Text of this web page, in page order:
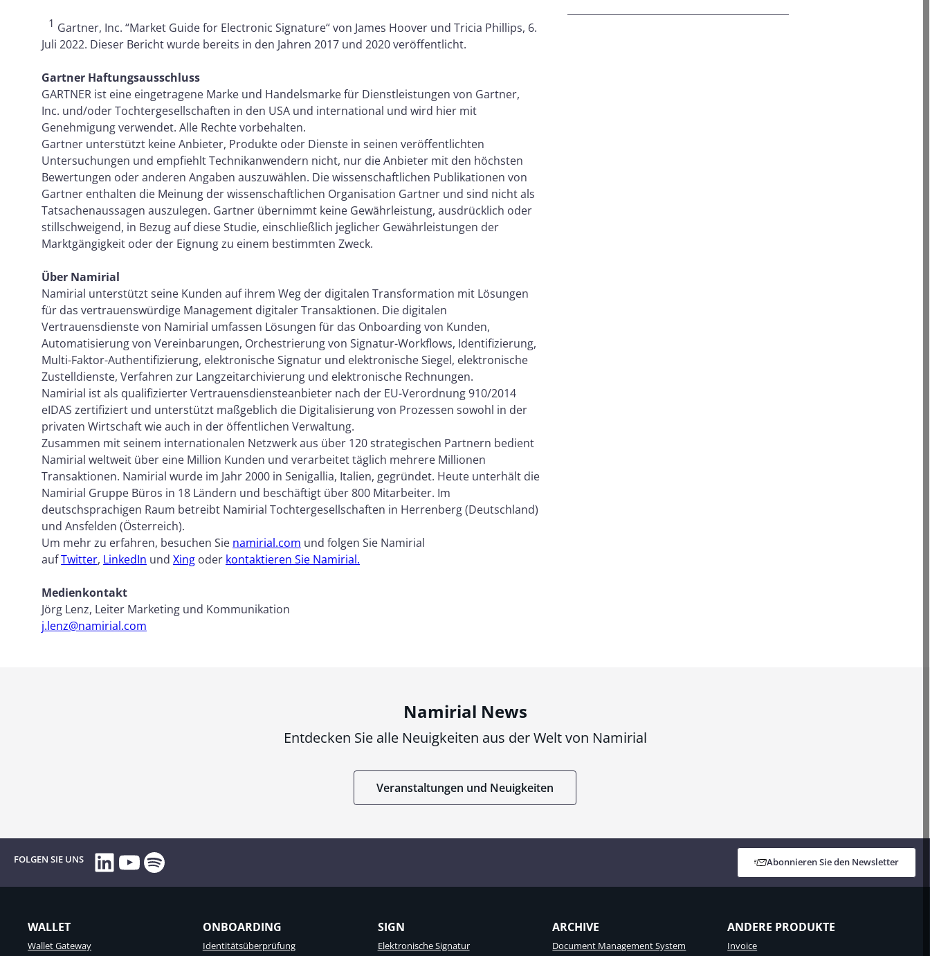
1 Gartner, Inc. “Market Guide for Electronic Signature“ von James Hoover und Tricia Phillips, 6.
Juli 2022. Dieser Bericht wurde bereits in den Jahren 2017 und 2020 veröffentlicht.
Gartner Haftungsausschluss
GARTNER ist eine eingetragene Marke und Handelsmarke für Dienstleistungen von Gartner,
Inc. und/oder Tochtergesellschaften in den USA und international und wird hier mit
Genehmigung verwendet. Alle Rechte vorbehalten.
Gartner unterstützt keine Anbieter, Produkte oder Dienste in seinen veröffentlichten
Untersuchungen und empfiehlt Technikanwendern nicht, nur die Anbieter mit den höchsten
Bewertungen oder anderen Angaben auszuwählen. Die wissenschaftlichen Publikationen von
Gartner enthalten die Meinung der wissenschaftlichen Organisation Gartner und sind nicht als
Tatsachenaussagen auszulegen. Gartner übernimmt keine Gewährleistung, ausdrücklich oder
stillschweigend, in Bezug auf diese Studie, einschließlich jeglicher Gewährleistungen der
Marktgängigkeit oder der Eignung zu einem bestimmten Zweck.
Über Namirial
Namirial unterstützt seine Kunden auf ihrem Weg der digitalen Transformation mit Lösungen
für das vertrauenswürdige Management digitaler Transaktionen. Die digitalen
Vertrauensdienste von Namirial umfassen Lösungen für das Onboarding von Kunden,
Automatisierung von Vereinbarungen, Orchestrierung von Signatur-Workflows, Identifizierung,
Multi-Faktor-Authentifizierung, elektronische Signatur und elektronische Siegel, elektronische
Zustelldienste, Verfahren zur Langzeitarchivierung und elektronische Rechnungen.
Namirial ist als qualifizierter Vertrauensdiensteanbieter nach der EU-Verordnung 910/2014
eIDAS zertifiziert und unterstützt maßgeblich die Digitalisierung von Prozessen sowohl in der
privaten Wirtschaft wie auch in der öffentlichen Verwaltung.
Zusammen mit seinem internationalen Netzwerk aus über 120 strategischen Partnern bedient
Namirial weltweit über eine Million Kunden und verarbeitet täglich mehrere Millionen
Transaktionen. Namirial wurde im Jahr 2000 in Senigallia, Italien, gegründet. Heute unterhält die
Namirial Gruppe Büros in 18 Ländern und beschäftigt über 800 Mitarbeiter. Im
deutschsprachigen Raum betreibt Namirial Tochtergesellschaften in Herrenberg (Deutschland)
und Ansfelden (Österreich).
Um mehr zu erfahren, besuchen Sie namirial.com und folgen Sie Namirial
aufTwitter, LinkedIn und Xing oder kontaktieren Sie Namirial.
Medienkontakt
Jörg Lenz, Leiter Marketing und Kommunikation
j.lenz@namirial.com
Namirial News
Entdecken Sie alle Neuigkeiten aus der Welt von Namirial
Veranstaltungen und Neuigkeiten
FOLGEN SIE UNS LinkedIn
YouTube
Spotify Abonnieren Sie den Newsletter
WALLET
Wallet Gateway
ONBOARDING
Identitätsüberprüfung
SIGN
Elektronische Signatur
ARCHIVE
Document Management System
ANDERE PRODUKTE
Invoice